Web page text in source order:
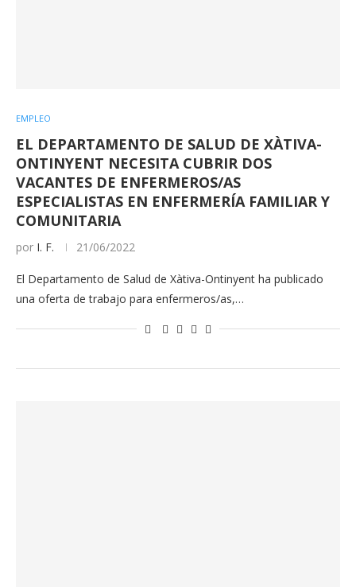
EMPLEO
EL DEPARTAMENTO DE SALUD DE XÀTIVA-
ONTINYENT NECESITA CUBRIR DOS
VACANTES DE ENFERMEROS/AS
ESPECIALISTAS EN ENFERMERÍA FAMILIAR Y
COMUNITARIA
por I. F. 21/06/2022
El Departamento de Salud de Xàtiva-Ontinyent ha publicado
una oferta de trabajo para enfermeros/as,…